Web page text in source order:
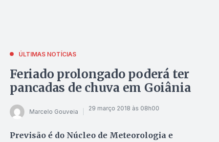
ÚLTIMAS NOTÍCIAS
Feriado prolongado poderá ter
pancadas de chuva em Goiânia
Marcelo Gouveia 29 março 2018 às 08h00
Previsão é do Núcleo de Meteorologia e